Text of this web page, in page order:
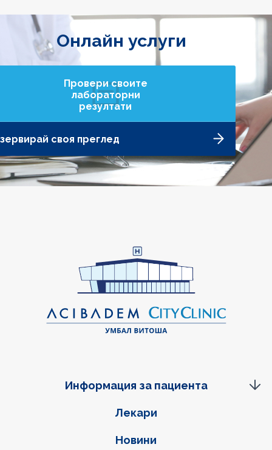
Онлайн услуги
Провери своите
лабораторни
резултати
своя преглед
Фуутер навигация
Лекари
Новини
Информация за пациента